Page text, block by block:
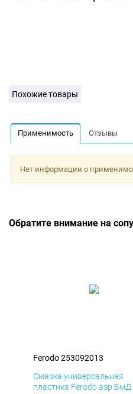
Похожие товары
Применимость Отзывы
Нет информации о
Обратите внимание на
Ferodo 253092013
Смазка универсальная
пластика Ferodo аэр БмД